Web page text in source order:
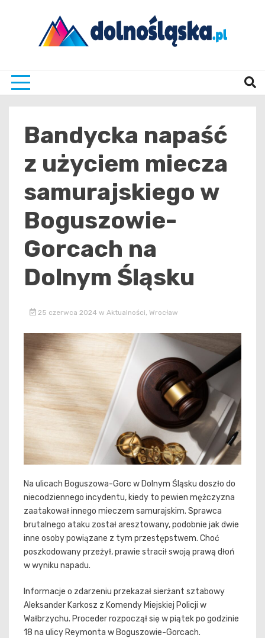
Bandycka napaść
z użyciem miecza
samurajskiego w
Boguszowie-
Gorcach na
Dolnym Śląsku
25 czerwca 2024 w Aktualności Wrocław
Na ulicach Boguszowa-Gorc w Dolnym Śląsku doszło do
niecodziennego incydentu, kiedy to pewien mężczyzna
zaatakował innego mieczem samurajskim. Sprawca
brutalnego ataku został aresztowany, podobnie jak dwie
inne osoby powiązane z tym przestępstwem. Choć
poszkodowany przeżył, prawie stracił swoją prawą dłoń
w wyniku napadu.
Informacje o zdarzeniu przekazał sierżant sztabowy
Aleksander Karkosz z Komendy Miejskiej Policji w
Wałbrzychu. Proceder rozpoczął się w piątek po godzinie
18 na ulicy Reymonta w Boguszowie-Gorcach.